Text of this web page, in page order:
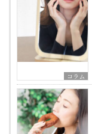
コラム